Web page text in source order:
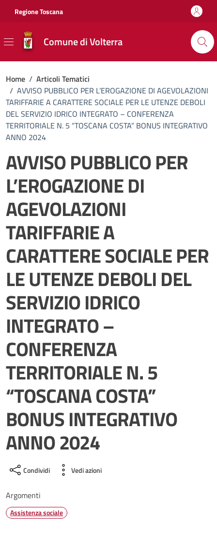
Regione Toscana
Comune di Volterra
Home / Articoli Tematici
/ AVVISO PUBBLICO PER L’EROGAZIONE DI AGEVOLAZIONI
TARIFFARIE A CARATTERE SOCIALE PER LE UTENZE DEBOLI
DEL SERVIZIO IDRICO INTEGRATO – CONFERENZA
TERRITORIALE N. 5 “TOSCANA COSTA” BONUS INTEGRATIVO
ANNO 2024
AVVISO PUBBLICO PER
L’EROGAZIONE DI
AGEVOLAZIONI
TARIFFARIE A
CARATTERE SOCIALE PER
LE UTENZE DEBOLI DEL
SERVIZIO IDRICO
INTEGRATO –
CONFERENZA
TERRITORIALE N. 5
“TOSCANA COSTA”
BONUS INTEGRATIVO
ANNO 2024
Condividi Vedi azioni
Argomenti
Assistenza sociale